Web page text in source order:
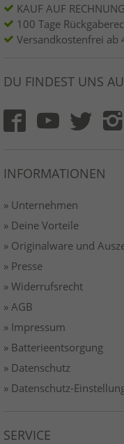
KAUF AUF RECHNUNG
100 Tage
Versandkostenfrei ab
DU FINDEST UNS
INFORMATIONEN
» Unternehmen
» Deine Vorteile
» Originalware und
» Presse
» Widerrufsrecht
» AGB
» Impressum
» Batterieentsorgung
» Datenschutz
» Datenschutz-
SERVICE